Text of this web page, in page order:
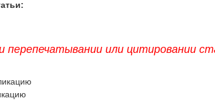
перепечатывании или цитировании